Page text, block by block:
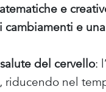
e
e
del cervello:
riducendo nel